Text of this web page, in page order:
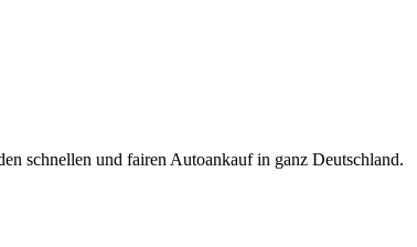
schnellen und fairen Autoankauf in ganz Deutschland.